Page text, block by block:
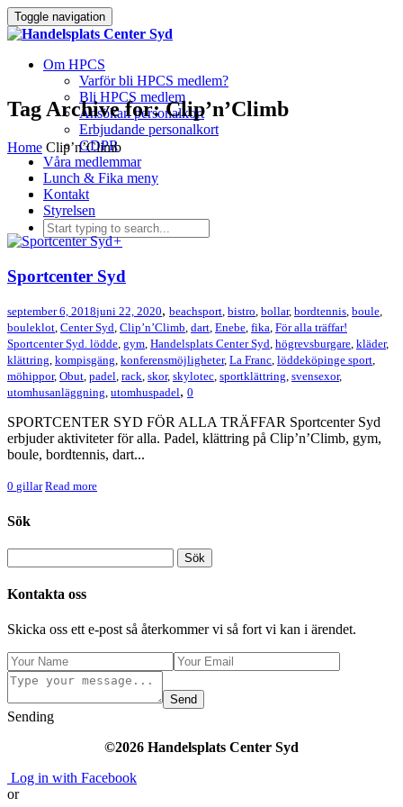
Toggle navigation
Om HPCS
Varför bli HPCS medlem?
Bli HPCS medlem
Ansökan personalkort
Erbjudande personalkort
GDPR
Våra medlemmar
Lunch & Fika meny
Kontakt
Styrelsen
Tag Archive for: Clip’n’Climb
Home Clip’n’Climb
+
Sportcenter Syd
september 6, 2018juni 22, 2020, beachsport, bistro, bollar, bordtennis, boule,
bouleklot, Center Syd, Clip’n’Climb, dart, Enebe, fika, För alla träffar!
Sportcenter Syd. lödde, gym, Handelsplats Center Syd, högrevsburgare, kläder,
klättring, kompisgäng, konferensmöjligheter, La Franc, löddeköpinge sport,
möhippor, Obut, padel, rack, skor, skylotec, sportklättring, svensexor,
utomhusanläggning, utomhuspadel, 0
SPORTCENTER SYD FÖR ALLA TRÄFFAR Sportcenter Syd
erbjuder aktiviteter för alla. Padel, klättring på Clip’n’Climb, gym,
boule, bordtennis, dart...
0 gillar Read more
Sök
Kontakta oss
Skicka oss ett e-post så återkommer vi så fort vi kan i ärendet.
Send
Sending
©2026 Handelsplats Center Syd
Log in with Facebook
or